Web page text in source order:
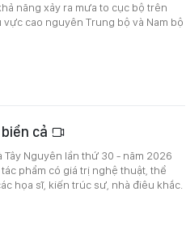
năng xảy ra mưa to cục bộ trên
vực cao nguyên Trung bộ và Nam bộ
cả
Tây Nguyên lần thứ 30 - năm 2026
phẩm có giá trị nghệ thuật, thể
họa sĩ, kiến trúc sư, nhà điêu khắc.